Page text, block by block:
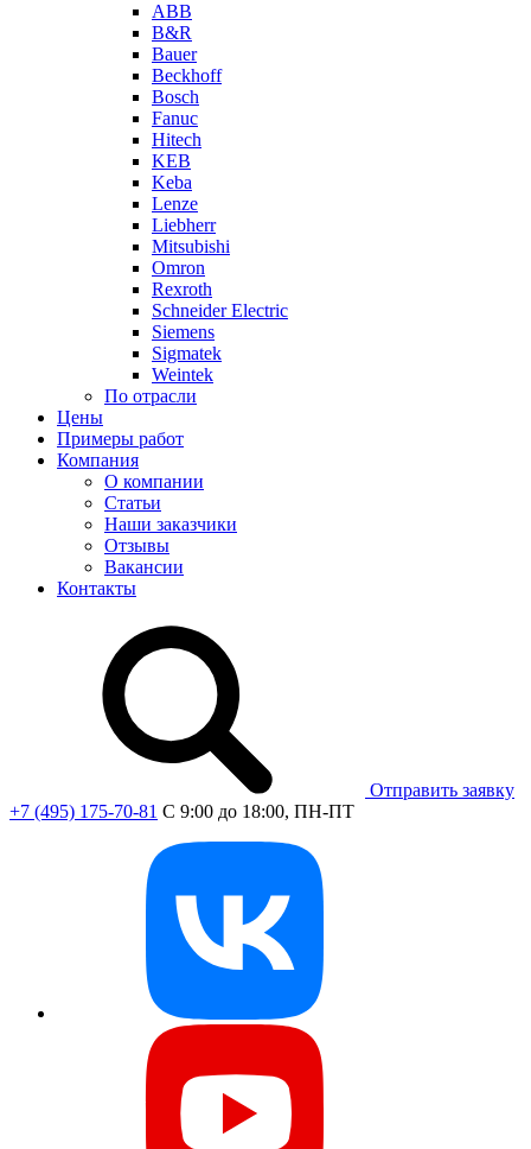
ABB
B&R
Bauer
Beckhoff
Bosch
Fanuc
Hitech
KEB
Keba
Lenze
Liebherr
Mitsubishi
Omron
Rexroth
Schneider Electric
Siemens
Sigmatek
Weintek
По отрасли
Цены
Примеры работ
Компания
О компании
Статьи
Наши заказчики
Отзывы
Вакансии
Контакты
Отправить заявку
+7 (495) 175-70-81 C 9:00 до 18:00, ПН-ПТ